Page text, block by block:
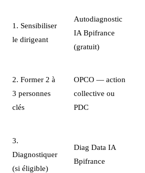
1. Sensibiliser
le dirigeant
Autodiagnostic
IA Bpifrance
(gratuit)
2. Former 2 à
3 personnes
clés
OPCO — action
collective ou
PDC
3.
Diagnostiquer
(si éligible)
Diag Data IA
Bpifrance